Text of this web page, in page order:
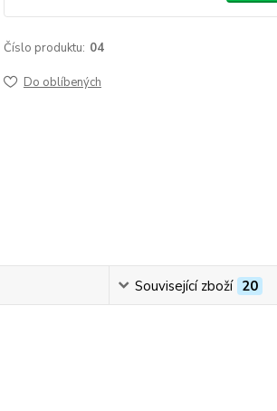
Číslo produktu: 04
Do oblíbených
Související zboží 20